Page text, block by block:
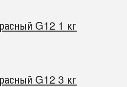
G12 1 кг
G12 3 кг